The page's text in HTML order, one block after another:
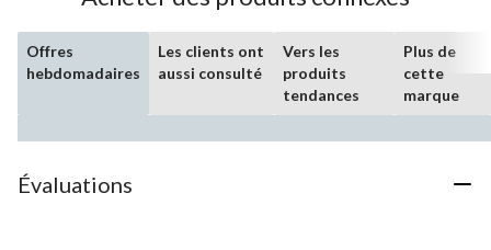
Offres
hebdomadaires
Les clients ont
aussi consulté
Vers les
produits
tendances
Plus de
cette
marque
Évaluations